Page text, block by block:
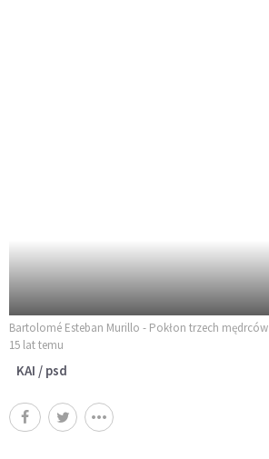
Bartolomé Esteban Murillo - Pokłon trzech mędrców
15 lat temu
KAI / psd